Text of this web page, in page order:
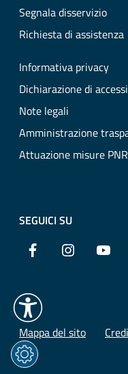
Segnala disservizio
Richiesta di assistenza
Informativa privacy
Dichiarazione di
Note legali
Amministrazione
Attuazione misure
SEGUICI SU
Facebook Instagram
Mappa del sito